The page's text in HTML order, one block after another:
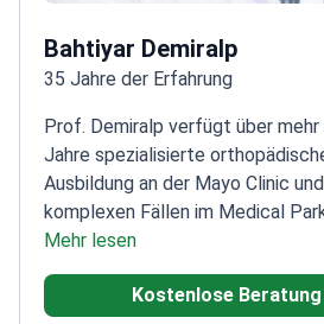
Bahtiyar Demiralp
35 Jahre der Erfahrung
Prof. Demiralp verfügt über mehr
Jahre spezialisierte
Ausbildung an der Mayo Clinic
komplexen Fällen im Medical
Antalya. Ausbildung in
der Mayo ClinicSpezialisiert auf
UnfallchirurgieMitglied der
Mehr lesen
Kostenlose